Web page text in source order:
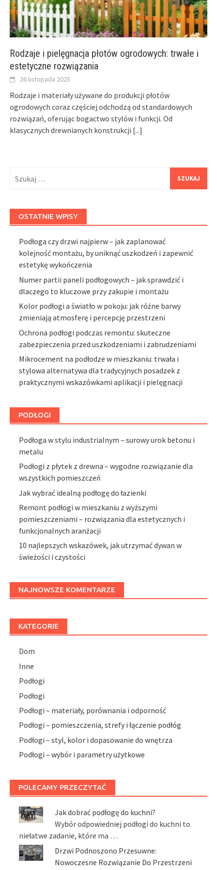
Rodzaje i pielęgnacja płotów ogrodowych: trwałe i
estetyczne rozwiązania
26 listopada 2025
Rodzaje i materiały używane do produkcji płotów
ogrodowych coraz częściej odchodzą od standardowych
rozwiązań, oferując bogactwo stylów i funkcji. Od
klasycznych drewnianych konstrukcji [...]
OSTATNIE WPISY
Podłoga czy drzwi najpierw – jak zaplanować
kolejność montażu, by uniknąć uszkodzeń i zapewnić
estetykę wykończenia
Numer partii paneli podłogowych – jak sprawdzić i
dlaczego to kluczowe przy zakupie i montażu
Kolor podłogi a światło w pokoju: jak różne barwy
zmieniają atmosferę i percepcję przestrzeni
Ochrona podłogi podczas remontu: skuteczne
zabezpieczenia przed uszkodzeniami i zabrudzeniami
Mikrocement na podłodze w mieszkaniu: trwała i
stylowa alternatywa dla tradycyjnych posadzek z
praktycznymi wskazówkami aplikacji i pielęgnacji
PODŁOGI
Podłoga w stylu industrialnym – surowy urok betonu i
metalu
Podłogi z płytek z drewna – wygodne rozwiązanie dla
wszystkich pomieszczeń
Jak wybrać idealną podłogę do łazienki
Remont podłogi w mieszkaniu z wyższymi
pomieszczeniami – rozwiązania dla estetycznych i
funkcjonalnych aranżacji
10 najlepszych wskazówek, jak utrzymać dywan w
świeżości i czystości
NAJNOWSZE KOMENTARZE
KATEGORIE
Dom
Inne
Podłogi
Podłogi
Podłogi – materiały, porównania i odporność
Podłogi – pomieszczenia, strefy i łączenie podłóg
Podłogi – styl, kolor i dopasowanie do wnętrza
Podłogi – wybór i parametry użytkowe
POLECAMY PRZECZYTAĆ
Jak dobrać podłogę do kuchni?
Wybór odpowiedniej podłogi do kuchni to
niełatwe zadanie, które ma …
Drzwi Podnoszono Przesuwne:
Nowoczesne Rozwiązanie Do Przestrzeni